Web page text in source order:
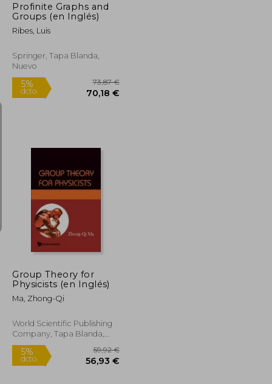
59,00 €
56,05 €
Profinite Graphs and
Groups (en Inglés)
Ribes, Luis
Springer, Tapa Blanda,
Nuevo
dcto.
Group Theory for
Physicists (en Inglés)
Ma, Zhong-Qi
World Scientific Publishing
Company, Tapa Blanda,
Nuevo